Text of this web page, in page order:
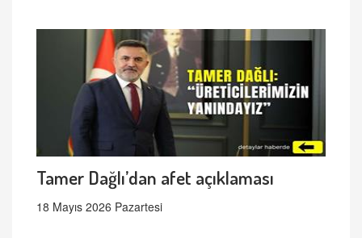
Tamer Dağlı’dan afet açıklaması
18 Mayıs 2026 Pazartesi